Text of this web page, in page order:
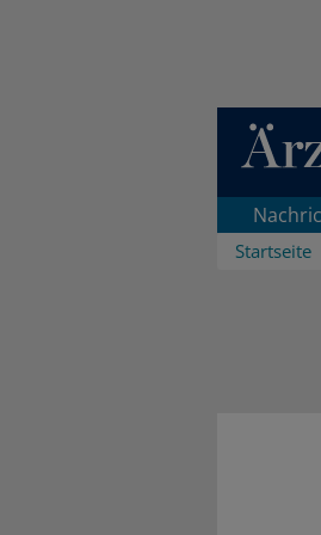
Direkt
Startseite